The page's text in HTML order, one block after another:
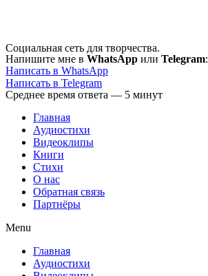
Социальная сеть для творчества.
Напишите мне в WhatsApp или Telegram:
Написать в WhatsApp
Написать в Telegram
Среднее время ответа — 5 минут
Главная
Аудиостихи
Видеоклипы
Книги
Стихи
О нас
Обратная связь
Партнёры
Menu
Главная
Аудиостихи